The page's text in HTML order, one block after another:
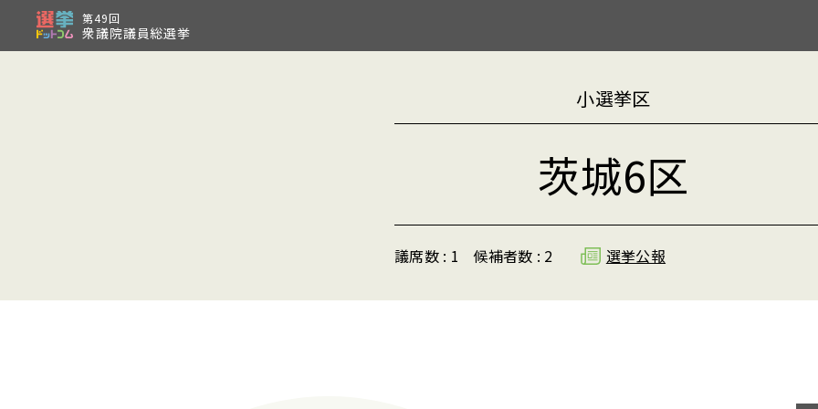
第49回
衆議院議員総選挙
小選挙区
茨城6区
議席数 : 1 候補者数 : 2 選挙公報